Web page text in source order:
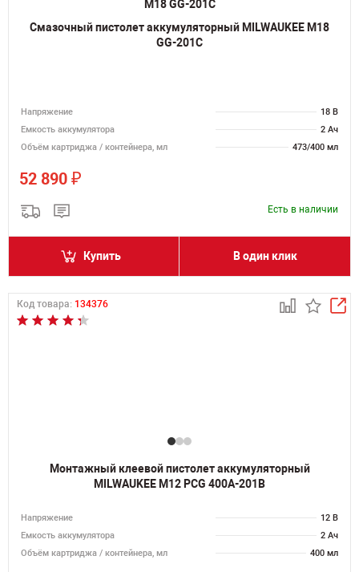
Смазочный пистолет аккумуляторный MILWAUKEE M18
GG-201C
Напряжение
18 В
Емкость аккумулятора
2 Ач
Объём картриджа / контейнера, мл
473/400 мл
52 890 ₽
Есть в наличии
Купить В один клик
Код товара: 134376
Монтажный клеевой пистолет аккумуляторный
MILWAUKEE M12 PCG 400A-201B
Напряжение
12 В
Емкость аккумулятора
2 Ач
Объём картриджа / контейнера, мл
400 мл